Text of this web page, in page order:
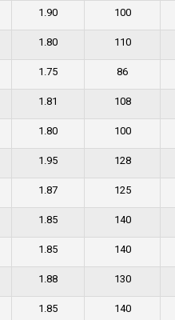
1.90 100
1.80 110
1.75 86
1.81 108
1.80 100
1.95 128
1.87 125
1.85 140
1.85 140
1.88 130
1.85 140